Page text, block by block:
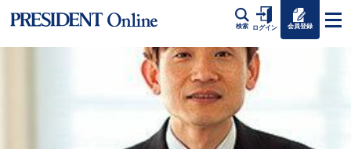
検索 ログイン 会員登録